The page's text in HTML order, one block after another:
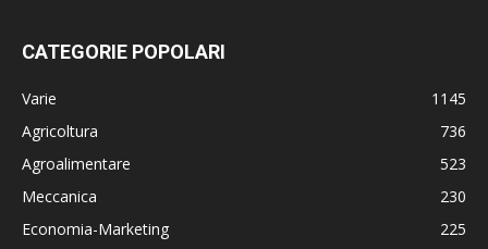
CATEGORIE POPOLARI
Varie
1145
Agricoltura
736
Agroalimentare
523
Meccanica
230
Economia-Marketing
225